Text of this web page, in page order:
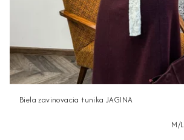
Biela zavinovacia tunika JAGINA
M/L